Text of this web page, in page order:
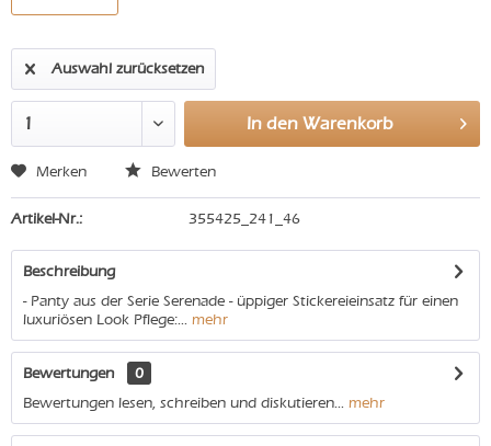
Auswahl zurücksetzen
In den Warenkorb
Merken Bewerten
Artikel-Nr.: 355425_241_46
Beschreibung
- Panty aus der Serie Serenade - üppiger Stickereieinsatz für einen
luxuriösen Look Pflege:... mehr
Bewertungen
0
Bewertungen lesen, schreiben und diskutieren... mehr